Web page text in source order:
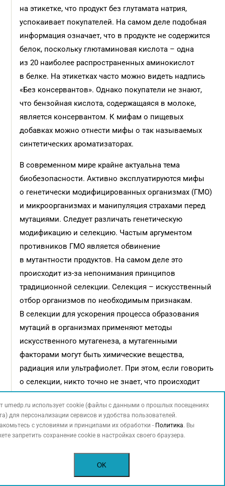
на этикетке, что продукт без глутамата натрия,
успокаивает покупателей. На самом деле подобная
информация означает, что в продукте не содержится
белок, поскольку глютаминовая кислота – одна
из 20 наиболее распространенных аминокислот
в белке. На этикетках часто можно видеть надпись
«Без консервантов». Однако покупатели не знают,
что бензойная кислота, содержащаяся в молоке,
является консервантом. К мифам о пищевых
добавках можно отнести мифы о так называемых
синтетических ароматизаторах.
В современном мире крайне актуальна тема
биобезопасности. Активно эксплуатируются мифы
о генетически модифицированных организмах (ГМО)
и микроорганизмах и манипуляция страхами перед
мутациями. Следует различать генетическую
модификацию и селекцию. Частым аргументом
противников ГМО является обвинение
в мутантности продуктов. На самом деле это
происходит из-за непонимания принципов
традиционной селекции. Селекция – искусственный
отбор организмов по необходимым признакам.
В селекции для ускорения процесса образования
мутаций в организмах применяют методы
искусственного мутагенеза, а мутагенными
факторами могут быть химические вещества,
радиация или ультрафиолет. При этом, если говорить
о селекции, никто точно не знает, что происходит
на уровне ДНК. При генетической модификации
технологи вставляют нужный ген в нужное место,
что не требует высоких трудозатрат и денежных
средств. Маркировка «Без ГМО» на продуктах лишена
определенных продуктов невозможно априори.
Если говорить об адекватном информировании
umedp.ru использует cookie (файлы с данными о прошлых посещениях
для персонализации сервисов и удобства пользователей.
с условиями и принципами их обработки - Политика. Вы
запретить сохранение cookie в настройках своего браузера.
OK